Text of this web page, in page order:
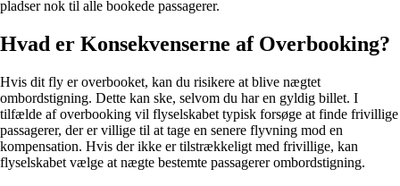
pladser nok til alle bookede passagerer.
Hvad er Konsekvenserne af Overbooking?
Hvis dit fly er overbooket, kan du risikere at blive nægtet
ombordstigning. Dette kan ske, selvom du har en gyldig billet. I
tilfælde af overbooking vil flyselskabet typisk forsøge at finde frivillige
passagerer, der er villige til at tage en senere flyvning mod en
kompensation. Hvis der ikke er tilstrækkeligt med frivillige, kan
flyselskabet vælge at nægte bestemte passagerer ombordstigning.